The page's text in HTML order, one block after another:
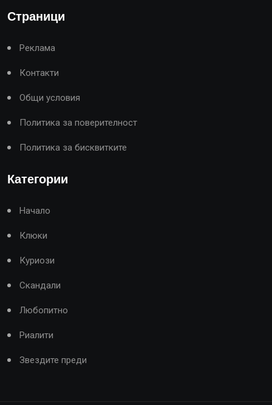
Страници
Реклама
Контакти
Общи условия
Политика за поверителност
Политика за бисквитките
Категории
Начало
Клюки
Куриози
Скандали
Любопитно
Риалити
Звездите преди